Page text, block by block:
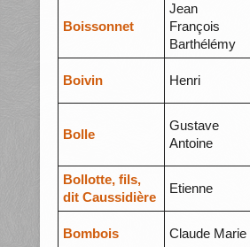
Boissonnet
Jean
François
Barthélémy
Boivin Henri
Bolle
Gustave
Antoine
Bollotte, fils,
dit Caussidière
Etienne
Bombois Claude Marie